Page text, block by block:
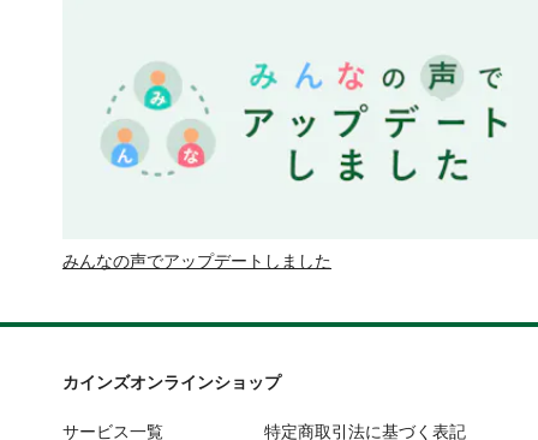
みんなの声でアップデートしました
カインズオンラインショップ
サービス一覧 特定商取引法に基づく表記